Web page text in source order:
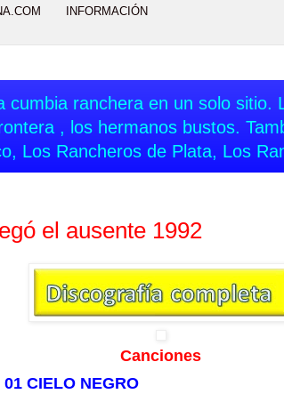
INFORMACIÓN
cumbia ranchera en un solo sitio.
, los hermanos bustos.
Los Rancheros de Plata, Los
el ausente 1992
Canciones
01 CIELO NEGRO